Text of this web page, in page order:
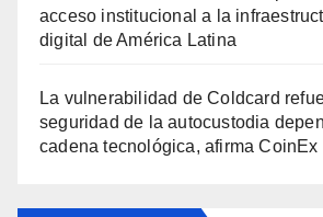
acceso institucional a la
digital de América Latina
La vulnerabilidad de Coldcard
seguridad de la autocustodia
cadena tecnológica, afirma CoinEx